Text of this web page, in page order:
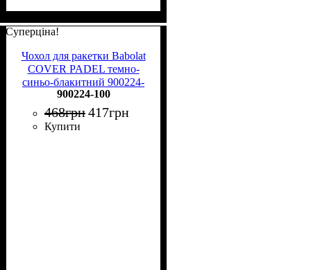
Суперціна!
Чохол для ракетки Babolat
COVER PADEL темно-
синьо-блакитний 900224-
100
900224-100
468грн417грн
Купити